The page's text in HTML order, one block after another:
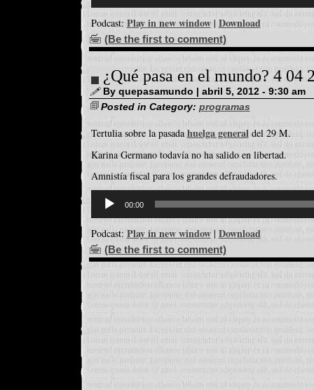
Podcast: Play in new window| Download
(Be the first to comment)
¿Qué pasa en el mundo? 4 04
By quepasamundo | abril 5, 2012 - 9:30 am
Posted in Category: programas
Tertulia sobre la pasadahuelga generaldel 29 M.
Karina Germano todavía no ha salido en libertad.
Amnistía fiscal para los grandes defraudadores.
d'àudio
00:00
Podcast: Play in new window| Download
(Be the first to comment)